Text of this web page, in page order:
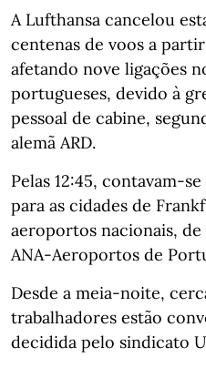
A Lufthansa cancelou
centenas de voos a
afetando nove ligações
portugueses, devido à
pessoal de cabine,
alemã ARD.
Pelas 12:45, contavam-
para as cidades de
aeroportos nacionais,
ANA-Aeroportos de
Desde a meia-noite,
trabalhadores estão
decidida pelo sindicato